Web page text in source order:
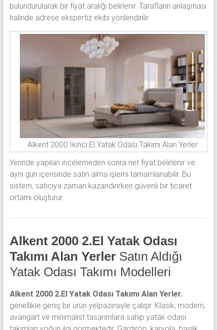
bulundurularak bir fiyat aralığı belirlenir. Tarafların anlaşması
halinde adrese ekspertiz ekibi yönlendirilir.
Alkent 2000 İkinci El Yatak Odası Takımı Alan Yerler
Yerinde yapılan incelemeden sonra net fiyat belirlenir ve
aynı gün içerisinde satın alma işlemi tamamlanabilir. Bu
sistem, satıcıya zaman kazandırırken güvenli bir ticaret
ortamı oluşturur.
Alkent 2000 2.El Yatak Odası
Takımı Alan Yerler Satın Aldığı
Yatak Odası Takımı Modelleri
Alkent 2000 2.El Yatak Odası Takımı Alan Yerler,
genellikle geniş bir ürün yelpazesiyle çalışır. Klasik, modern,
avangart ve minimalist tasarımlara sahip yatak odası